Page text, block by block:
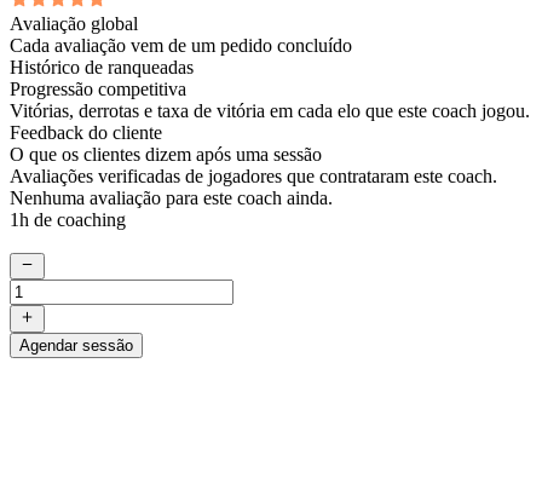
Avaliação global
Cada avaliação vem de um pedido concluído
Histórico de ranqueadas
Progressão competitiva
Vitórias, derrotas e taxa de vitória em cada elo que este coach jogou.
Feedback do cliente
O que os clientes dizem após uma sessão
Avaliações verificadas de jogadores que contrataram este coach.
Nenhuma avaliação para este coach ainda.
1h de coaching
Agendar sessão